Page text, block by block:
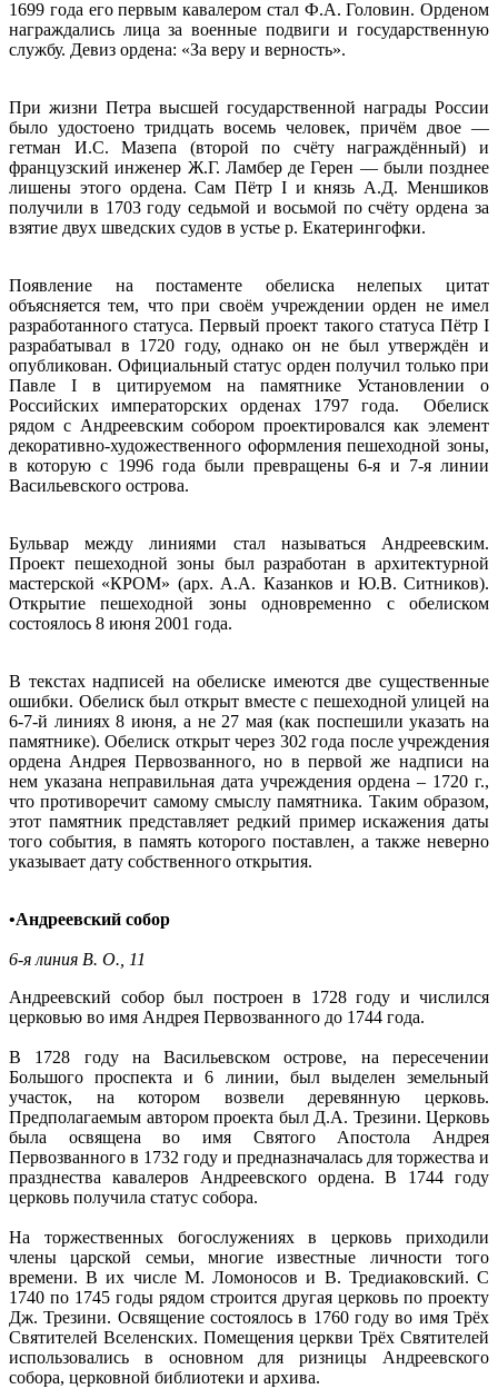
1699 года его первым кавалером стал Ф.А. Головин. Орденом
награждались лица за военные подвиги и государственную
службу. Девиз ордена: «За веру и верность».
При жизни Петра высшей государственной награды России
было удостоено тридцать восемь человек, причём двое —
гетман И.С. Мазепа (второй по счёту награждённый) и
французский инженер Ж.Г. Ламбер де Герен — были позднее
лишены этого ордена. Сам Пётр I и князь А.Д. Меншиков
получили в 1703 году седьмой и восьмой по счёту ордена за
взятие двух шведских судов в устье р. Екатерингофки.
Появление на постаменте обелиска нелепых цитат
объясняется тем, что при своём учреждении орден не имел
разработанного статуса. Первый проект такого статуса Пётр I
разрабатывал в 1720 году, однако он не был утверждён и
опубликован. Официальный статус орден получил только при
Павле I в цитируемом на памятнике Установлении о
Российских императорских орденах 1797 года. Обелиск
рядом с Андреевским собором проектировался как элемент
декоративно-художественного оформления пешеходной зоны,
в которую с 1996 года были превращены 6-я и 7-я линии
Васильевского острова.
Бульвар между линиями стал называться Андреевским.
Проект пешеходной зоны был разработан в архитектурной
мастерской «КРОМ» (арх. А.А. Казанков и Ю.В. Ситников).
Открытие пешеходной зоны одновременно с обелиском
состоялось 8 июня 2001 года.
В текстах надписей на обелиске имеются две существенные
ошибки. Обелиск был открыт вместе с пешеходной улицей на
6-7-й линиях 8 июня, а не 27 мая (как поспешили указать на
памятнике). Обелиск открыт через 302 года после учреждения
ордена Андрея Первозванного, но в первой же надписи на
нем указана неправильная дата учреждения ордена – 1720 г.,
что противоречит самому смыслу памятника. Таким образом,
этот памятник представляет редкий пример искажения даты
того события, в память которого поставлен, а также неверно
указывает дату собственного открытия.
•Андреевский собор
6-я линия В. О., 11
Андреевский собор был построен в 1728 году и числился
церковью во имя Андрея Первозванного до 1744 года.
В 1728 году на Васильевском острове, на пересечении
Большого проспекта и 6 линии, был выделен земельный
участок, на котором возвели деревянную церковь.
Предполагаемым автором проекта был Д.А. Трезини. Церковь
была освящена во имя Святого Апостола Андрея
Первозванного в 1732 году и предназначалась для торжества и
празднества кавалеров Андреевского ордена. В 1744 году
церковь получила статус собора.
На торжественных богослужениях в церковь приходили
члены царской семьи, многие известные личности того
времени. В их числе М. Ломоносов и В. Тредиаковский. С
1740 по 1745 годы рядом строится другая церковь по проекту
Дж. Трезини. Освящение состоялось в 1760 году во имя Трёх
Святителей Вселенских. Помещения церкви Трёх Святителей
использовались в основном для ризницы Андреевского
собора, церковной библиотеки и архива.